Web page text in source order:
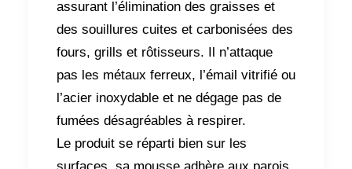
assurant l’élimination des graisses et
des souillures cuites et carbonisées des
fours, grills et rôtisseurs. Il n’attaque
pas les métaux ferreux, l’émail vitrifié ou
l’acier inoxydable et ne dégage pas de
fumées désagréables à respirer.
Le produit se réparti bien sur les
surfaces, sa mousse adhère aux parois